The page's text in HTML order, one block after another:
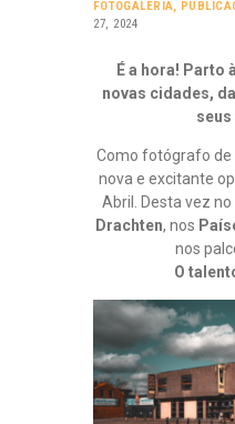
FOTOGALERIA,
27, 2024
É a hora! Parto
novas cidades,
Como fotógrafo de
nova e excitante
Abril. Desta vez no
Drachten, nos
nos
O